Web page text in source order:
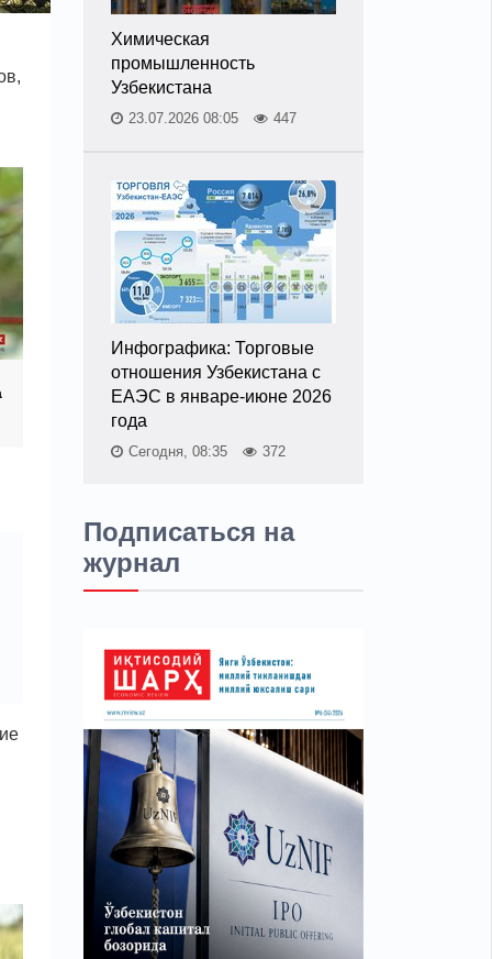
Химическая
промышленность
Узбекистана
23.07.2026 08:05 447
Инфографика: Торговые
отношения Узбекистана с
ЕАЭС в январе-июне 2026
года
Сегодня, 08:35 372
Подписаться на
журнал